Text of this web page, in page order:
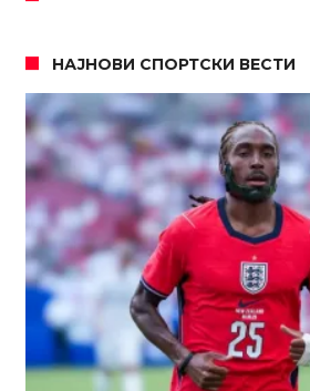
НАЈНОВИ СПОРТСКИ ВЕСТИ